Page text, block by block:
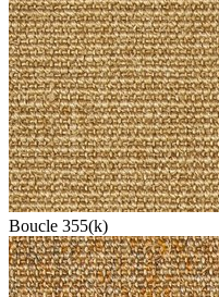
Boucle 355(k)